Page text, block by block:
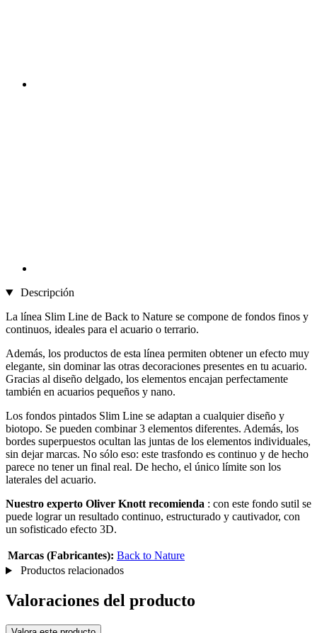
Descripción
La línea Slim Line de Back to Nature se compone de fondos finos y
continuos, ideales para el acuario o terrario.
Además, los productos de esta línea permiten obtener un efecto muy
elegante, sin dominar las otras decoraciones presentes en tu acuario.
Gracias al diseño delgado, los elementos encajan perfectamente
también en acuarios pequeños y nano.
Los fondos pintados Slim Line se adaptan a cualquier diseño y
biotopo. Se pueden combinar 3 elementos diferentes. Además, los
bordes superpuestos ocultan las juntas de los elementos individuales,
sin dejar marcas. No sólo eso: este trasfondo es continuo y de hecho
parece no tener un final real. De hecho, el único límite son los
laterales del acuario.
Nuestro experto Oliver Knott recomienda : con este fondo sutil se
puede lograr un resultado continuo, estructurado y cautivador, con
un sofisticado efecto 3D.
Marcas (Fabricantes): Back to Nature
Productos relacionados
Valoraciones del producto